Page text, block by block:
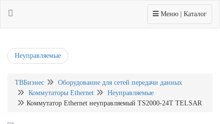
Toggle navigation
Меню | Каталог
Неуправляемые
ТВБизнес
Оборудование для сетей передачи данных
Коммутаторы Ethernet
Неуправляемые
Коммутатор Ethernet нeуправляемый TS2000-24T TELSAR